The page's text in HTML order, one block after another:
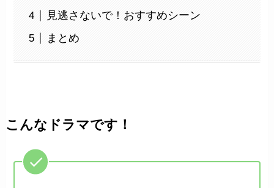
見逃さないで！おすすめシーン
まとめ
こんなドラマです！